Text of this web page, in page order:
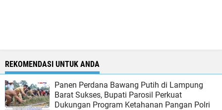
REKOMENDASI UNTUK ANDA
Panen Perdana Bawang Putih di Lampung
Barat Sukses, Bupati Parosil Perkuat
Dukungan Program Ketahanan Pangan Polri